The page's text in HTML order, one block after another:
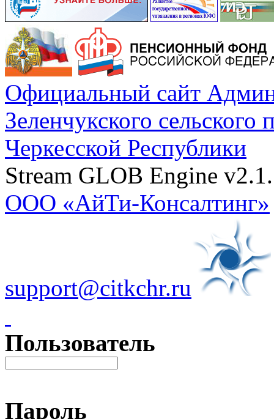
Официальный сайт
Зеленчукского сельского
Черкесской Республики
Stream GLOB Engine v2.1.
ООО «АйТи-Консалтинг»
support@citkchr.ru
Пользователь
Пароль